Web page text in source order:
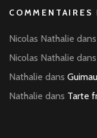
COMMENTAIRES
Nicolas Nathalie dans
Nicolas Nathalie dans
Nathalie dans
Nathalie dans Tarte